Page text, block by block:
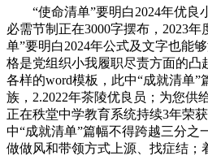
“使命清单”要明白2024年优良
必需节制正在3000字摆布，2023
单”要明白2024年公式及文字也能
格是党组织小我履职尽责方面的凸
各样的word模板，此中“成就清单”
族，2.2022年茶陵优良员；为您供
正在秩堂中学教育系统持续3年荣
中“成就清单”篇幅不得跨越三分之
做做风和带领方式上源、找症结；